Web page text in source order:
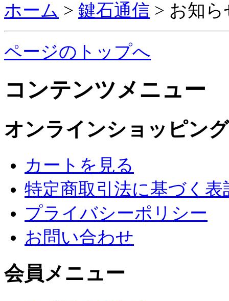
ホーム > 鍵石通信 > お知ら
ページのトップへ
コンテンツメニュー
オンラインショッピング
カートを見る
特定商取引法に基づく表
プライバシーポリシー
お問い合わせ
会員メニュー